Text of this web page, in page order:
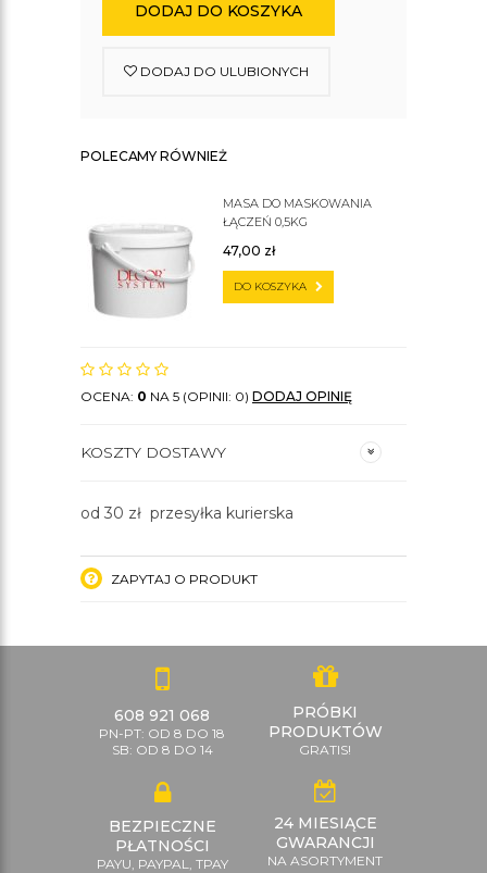
DODAJ DO KOSZYKA
DODAJ DO ULUBIONYCH
POLECAMY RÓWNIEŻ
MASA DO MASKOWANIA
ŁĄCZEŃ 0,5KG
47,00 zł
DO KOSZYKA
OCENA: 0 NA 5 (OPINII: 0) DODAJ OPINIĘ
KOSZTY DOSTAWY
od 30 zł przesyłka kurierska
ZAPYTAJ O PRODUKT
608 921 068
PN-PT: OD 8 DO 18
SB: OD 8 DO 14
PRÓBKI
PRODUKTÓW
GRATIS!
BEZPIECZNE
PŁATNOŚCI
PAYU, PAYPAL, TPAY
24 MIESIĄCE
GWARANCJI
NA ASORTYMENT